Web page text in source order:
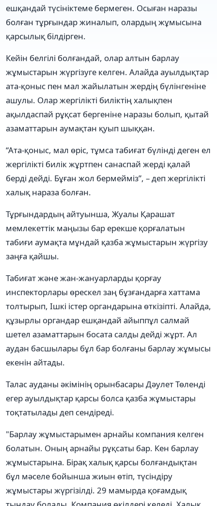
ешқандай түсініктеме бермеген. Осыған наразы
болған тұрғындар жиналып, олардың жұмысына
қарсылық білдірген.
Кейін белгілі болғандай, олар алтын барлау
жұмыстарын жүргізуге келген. Алайда ауылдықтар
ата-қоныс пен мал жайылатын жердің бүлінгеніне
ашулы. Олар жергілікті биліктің халықпен
ақылдаспай рұқсат бергеніне наразы болып, қытай
азаматтарын аумақтан қуып шыққан.
“Ата-қоныс, мал өріс, тұмса табиғат бүлінді деген ел
жергілікті билік жұртпен санаспай жерді қалай
берді дейді. Бұған жол бермейміз”, – деп жергілікті
халық нараза болған.
Тұрғындардың айтуынша, Жуалы Қарашат
мемлекеттік маңызы бар ерекше қорғалатын
табиғи аумақта мұндай қазба жұмыстарын жүргізу
заңға қайшы.
Табиғат және жан-жануарларды қорғау
инспекторлары өрескел заң бұзғандарға хаттама
толтырып, Ішкі істер органдарына өткізіпті. Алайда,
құзырлы органдар ешқандай айыппұл салмай
шетел азаматтарын босата салды дейді жұрт. Ал
аудан басшылары бұл бар болғаны барлау жұмысы
екенін айтады.
Талас ауданы әкімінің орынбасары Дәулет Төленді
егер ауылдықтар қарсы болса қазба жұмыстары
тоқтатылады деп сендіреді.
"Барлау жұмыстарымен арнайы компания келген
болатын. Оның арнайы рұқсаты бар. Кен барлау
жұмыстарына. Бірақ халық қарсы болғандықтан
бұл мәселе бойынша жиын өтіп, түсіндіру
жұмыстары жүргізілді. 29 мамырда қоғамдық